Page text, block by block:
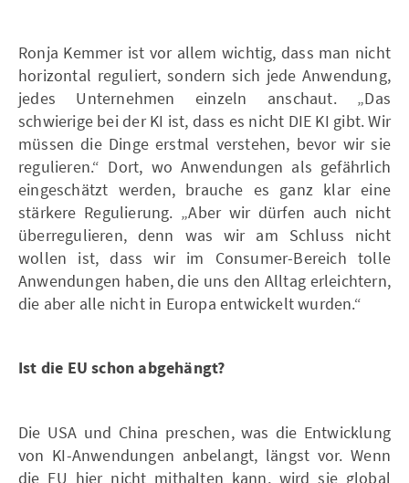
Ronja Kemmer ist vor allem wichtig, dass man nicht
horizontal reguliert, sondern sich jede Anwendung,
jedes Unternehmen einzeln anschaut. „Das
schwierige bei der KI ist, dass es nicht DIE KI gibt. Wir
müssen die Dinge erstmal verstehen, bevor wir sie
regulieren.“ Dort, wo Anwendungen als gefährlich
eingeschätzt werden, brauche es ganz klar eine
stärkere Regulierung. „Aber wir dürfen auch nicht
überregulieren, denn was wir am Schluss nicht
wollen ist, dass wir im Consumer-Bereich tolle
Anwendungen haben, die uns den Alltag erleichtern,
die aber alle nicht in Europa entwickelt wurden.“
Ist die EU schon abgehängt?
Die USA und China preschen, was die Entwicklung
von KI-Anwendungen anbelangt, längst vor. Wenn
die EU hier nicht mithalten kann, wird sie global